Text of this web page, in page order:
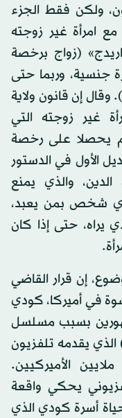
ولكن فقط الجزء
امرأة غير زوجته
(زواج برخصة
جنسية، وربما حتى
إن قانون ولاية
غير زوجته التي
يحصلا على رخصة
الأول في الدستور
والذي يمنع
شخص بمن يعبد،
حتى إذا كان
إن قرار القاضي
في أميركا، كودي
بسبب مسلسل
الذي يقدمه تلفزيون
الأميركيين.
يحكي واقعة
عام 2010 يعرض حياة أسرة كودي الذي